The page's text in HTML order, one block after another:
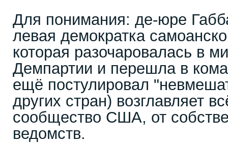
Для понимания: де-юре
левая демократка
которая разочаровалась в
Демпартии и перешла в
ещё постулировал
других стран) возглавляет
сообщество США, от
ведомств.